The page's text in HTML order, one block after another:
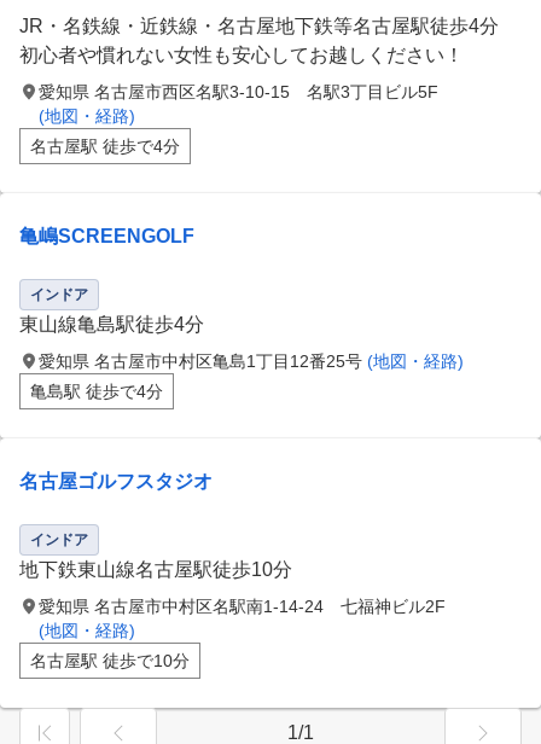
JR・名鉄線・近鉄線・名古屋地下鉄等名古屋駅徒歩4分
初心者や慣れない女性も安心してお越しください！
愛知県 名古屋市西区名駅3-10-15 名駅3丁目ビル5F
(地図・経路)
名古屋駅 徒歩で4分
亀嶋SCREENGOLF
インドア
東山線亀島駅徒歩4分
愛知県 名古屋市中村区亀島1丁目12番25号 (地図・経路)
亀島駅 徒歩で4分
名古屋ゴルフスタジオ
インドア
地下鉄東山線名古屋駅徒歩10分
愛知県 名古屋市中村区名駅南1-14-24 七福神ビル2F
(地図・経路)
名古屋駅 徒歩で10分
1/1